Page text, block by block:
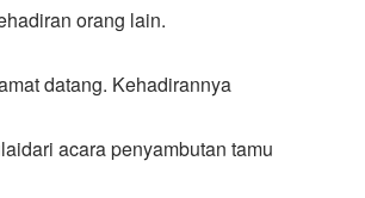
orang lain.
datang. Kehadirannya
acara penyambutan tamu